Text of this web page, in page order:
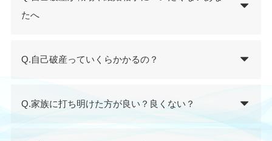
たへ
Q.自己破産っていくらかかるの？
Q.家族に打ち明けた方が良い？良くない？